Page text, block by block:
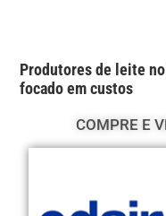
Produtores de leite
focado em custos
COMPRE E